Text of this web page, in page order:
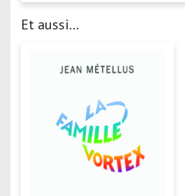
Et aussi...